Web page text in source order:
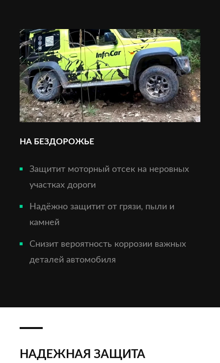
НА БЕЗДОРОЖЬЕ
Защитит моторный отсек на неровных
участках дороги
Надёжно защитит от грязи, пыли и
камней
Снизит вероятность коррозии важных
деталей автомобиля
НАДЕЖНАЯ ЗАЩИТА